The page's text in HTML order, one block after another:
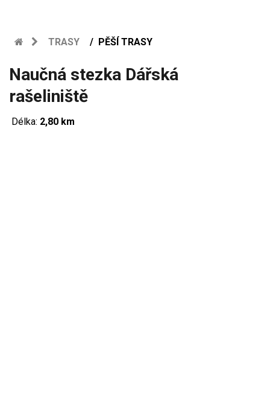
TRASY PĚŠÍ TRASY
Naučná stezka Dářská
rašeliniště
Délka: 2,80 km